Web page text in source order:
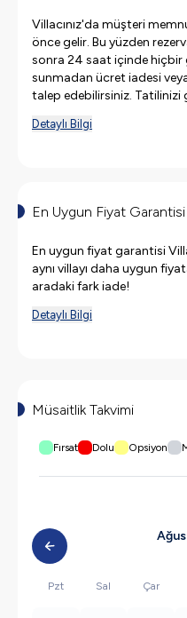
Villacınız'da müşteri
önce gelir. Bu yüzden
sonra 24 saat içinde hiçbir
sunmadan ücret iadesi
talep edebilirsiniz. Tatilinizi
Detaylı Bilgi
En Uygun Fiyat Garantisi
En uygun fiyat garantisi
aynı villayı daha uygun
aradaki fark iade!
Detaylı Bilgi
Müsaitlik Takvimi
Fırsat Dolu Opsiyon
Pzt Sal Çar